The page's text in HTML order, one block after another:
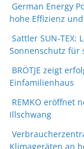
German Energy
hohe Effizienz
Sattler SUN-TEX:
Sonnenschutz für
BRÖTJE zeigt
Einfamilienhaus
REMKO eröffnet
Illschwang
Klimageräten an